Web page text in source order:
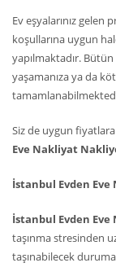
Ev eşyalarınız gelen
koşullarına uygun
yapılmaktadır.
yaşamanıza ya da
Siz de uygun
Eve Nakliyat
İstanbul Evden Eve
İstanbul Evden
taşınma stresinden
taşınabilecek